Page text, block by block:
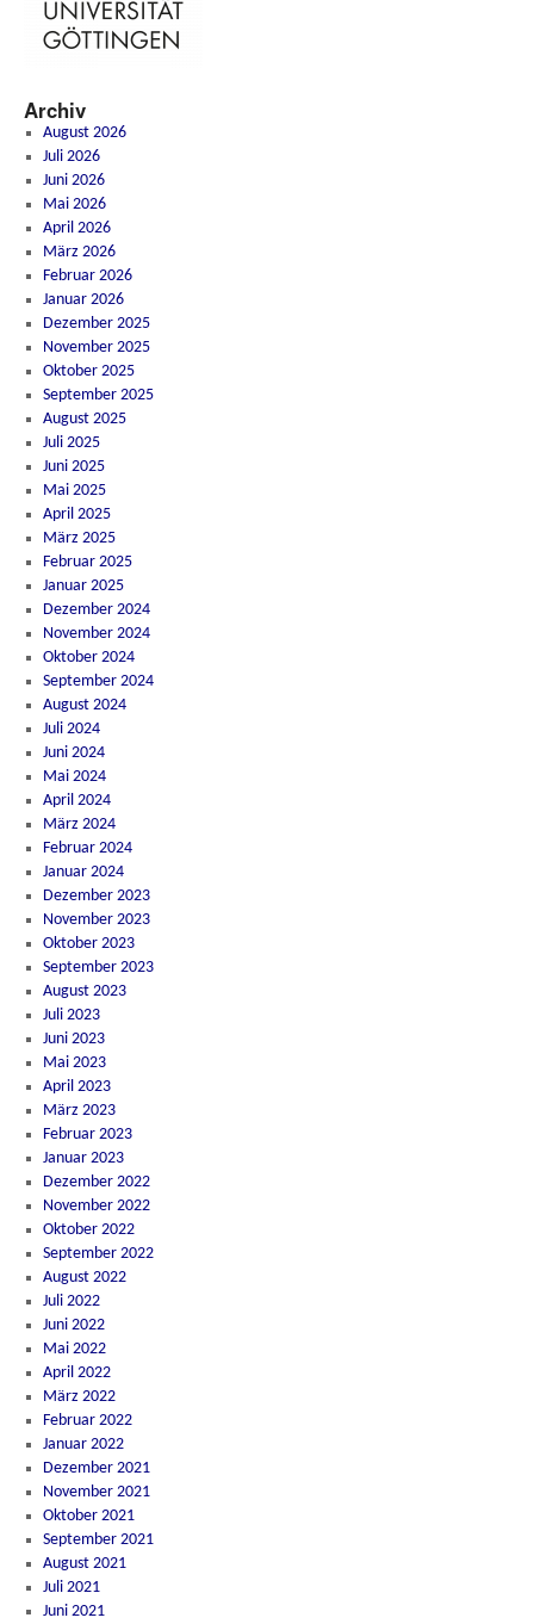
Archiv
August 2026
Juli 2026
Juni 2026
Mai 2026
April 2026
März 2026
Februar 2026
Januar 2026
Dezember 2025
November 2025
Oktober 2025
September 2025
August 2025
Juli 2025
Juni 2025
Mai 2025
April 2025
März 2025
Februar 2025
Januar 2025
Dezember 2024
November 2024
Oktober 2024
September 2024
August 2024
Juli 2024
Juni 2024
Mai 2024
April 2024
März 2024
Februar 2024
Januar 2024
Dezember 2023
November 2023
Oktober 2023
September 2023
August 2023
Juli 2023
Juni 2023
Mai 2023
April 2023
März 2023
Februar 2023
Januar 2023
Dezember 2022
November 2022
Oktober 2022
September 2022
August 2022
Juli 2022
Juni 2022
Mai 2022
April 2022
März 2022
Februar 2022
Januar 2022
Dezember 2021
November 2021
Oktober 2021
September 2021
August 2021
Juli 2021
Juni 2021